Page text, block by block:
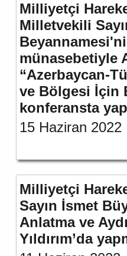
Milliyetçi
Milletvekili
münasebetiyle
“Azerbaycan-
ve Bölgesi İçin
konferansta
15 Haziran 2022
Milliyetçi
Sayın İsmet
Anlatma ve
Yıldırım’da